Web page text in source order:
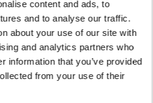
content and ads, to
and to analyse our traffic.
about your use of our site with
and analytics partners who
information that you’ve provided
from your use of their